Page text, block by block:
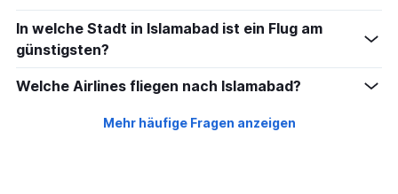
In welche Stadt in Islamabad ist ein Flug am
günstigsten?
Welche Airlines fliegen nach Islamabad?
Mehr häufige Fragen anzeigen